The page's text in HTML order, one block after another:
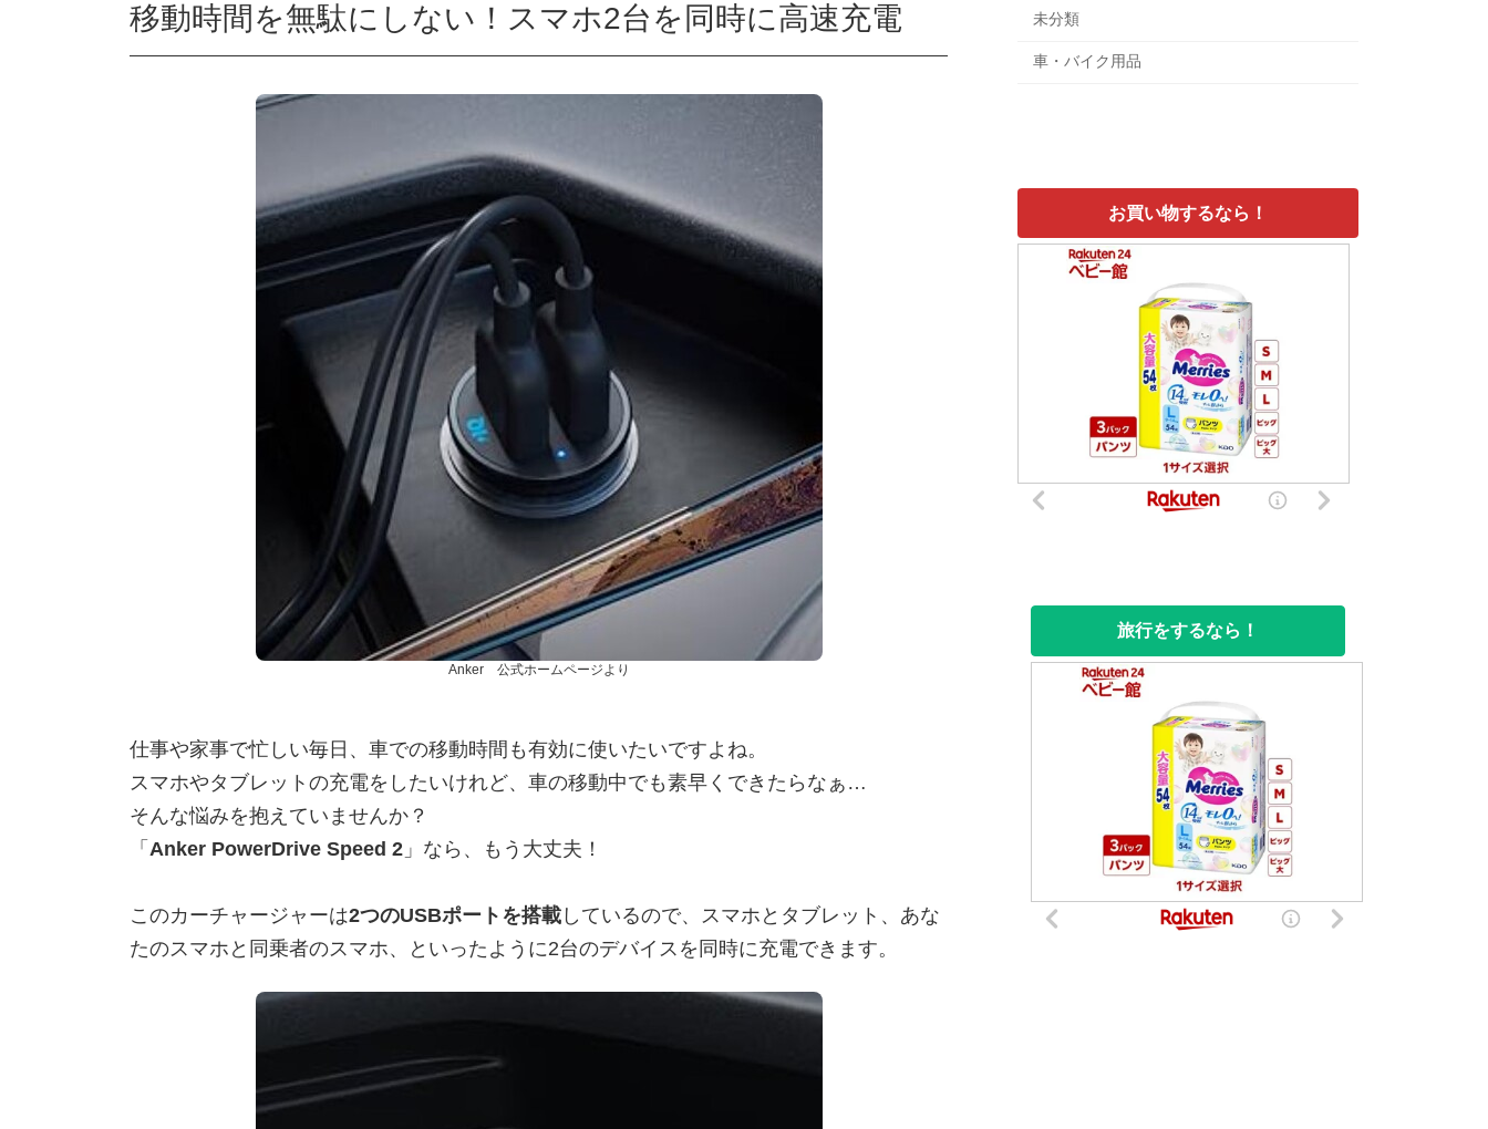
移動時間を無駄にしない！スマホ2台を同時に高速充電
Anker 公式ホームページより
仕事や家事で忙しい毎日、車での移動時間も有効に使いたいですよね。
スマホやタブレットの充電をしたいけれど、車の移動中でも素早くできたらなぁ…
そんな悩みを抱えていませんか？
「 Anker PowerDrive Speed 2 」なら、もう大丈夫！
このカーチャージャーは2つのUSBポートを搭載 しているので、スマホとタブレット、あな
たのスマホと同乗者のスマホ、といったように2台のデバイスを同時に充電できます。
未分類
車・バイク用品
お買い物するなら！
旅行をするなら！